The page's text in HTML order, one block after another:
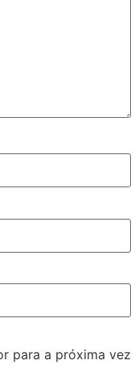
para a próxima vez